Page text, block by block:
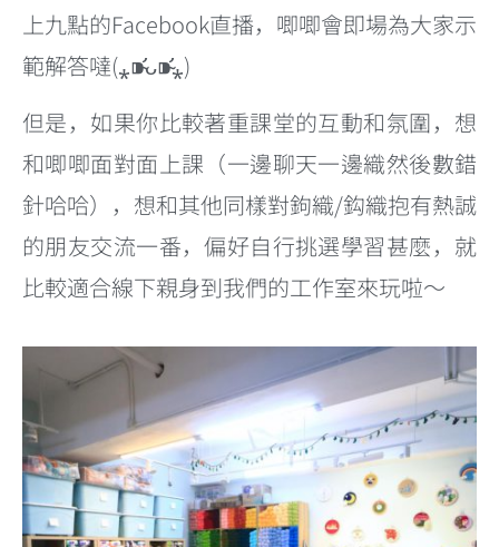
上九點的Facebook直播，唧唧會即場為大家示
範解答噠(⁎⁍̴̛ᴗ⁍̴̛⁎)
但是，如果你比較著重課堂的互動和氛圍，想
和唧唧面對面上課（一邊聊天一邊織然後數錯
針哈哈），想和其他同樣對鉤織/鈎織抱有熱誠
的朋友交流一番，偏好自行挑選學習甚麼，就
比較適合線下親身到我們的工作室來玩啦～